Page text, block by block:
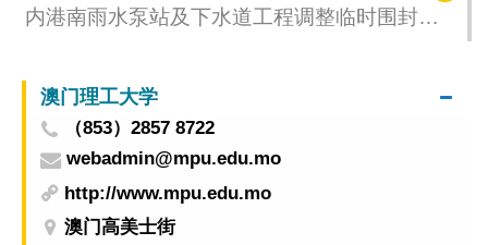
内港南雨水泵站及下水道工程调整临时围封范
澳门理工大学
（853）2857 8722
webadmin@mpu.edu.mo
http://www.mpu.edu.mo
澳门高美士街